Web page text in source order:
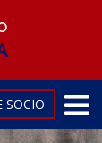
SOCIO